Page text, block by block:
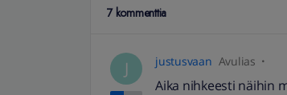
7 kommenttia
J justusvaan Avulias
Aika nihkeesti näihin